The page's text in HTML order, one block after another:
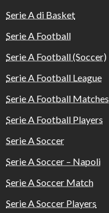
Serie A di Basket
Serie A Football
Serie A Football (Soccer)
Serie A Football League
Serie A Football Matches
Serie A Football Players
Serie A Soccer
Serie A Soccer – Napoli
Serie A Soccer Match
Serie A Soccer Players